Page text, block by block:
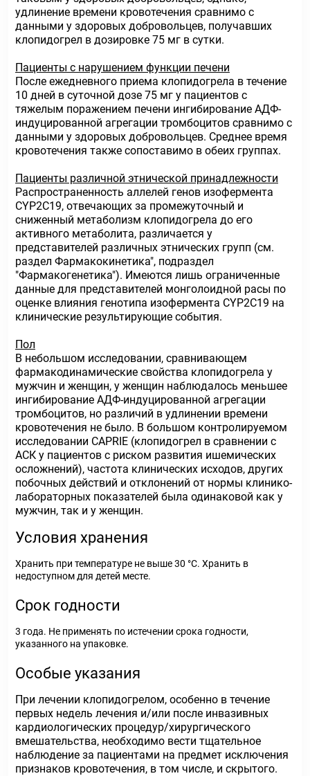
удлинение времени кровотечения сравнимо с
данными у здоровых добровольцев, получавших
клопидогрел в дозировке 75 мг в сутки.
Пациенты с нарушением функции печени
После ежедневного приема клопидогрела в течение
10 дней в суточной дозе 75 мг у пациентов с
тяжелым поражением печени ингибирование АДФ-
индуцированной агрегации тромбоцитов сравнимо с
данными у здоровых добровольцев. Среднее время
кровотечения также сопоставимо в обеих группах.
Пациенты различной этнической принадлежности
Распространенность аллелей генов изофермента
CYP2C19, отвечающих за промежуточный и
сниженный метаболизм клопидогрела до его
активного метаболита, различается у
представителей различных этнических групп (см.
раздел Фармакокинетика", подраздел
"Фармакогенетика"). Имеются лишь ограниченные
данные для представителей монголоидной расы по
оценке влияния генотипа изофермента CYP2C19 на
клинические результирующие события.
Пол
В небольшом исследовании, сравнивающем
фармакодинамические свойства клопидогрела у
мужчин и женщин, у женщин наблюдалось меньшее
ингибирование АДФ-индуцированной агрегации
тромбоцитов, но различий в удлинении времени
кровотечения не было. В большом контролируемом
исследовании CAPRIE (клопидогрел в сравнении с
АСК у пациентов с риском развития ишемических
осложнений), частота клинических исходов, других
побочных действий и отклонений от нормы клинико-
лабораторных показателей была одинаковой как у
мужчин, так и у женщин.
Условия хранения
Хранить при температуре не выше 30 °С. Хранить в
недоступном для детей месте.
Срок годности
3 года. Не применять по истечении срока годности,
указанного на упаковке.
Особые указания
При лечении клопидогрелом, особенно в течение
первых недель лечения и/или после инвазивных
кардиологических процедур/хирургического
вмешательства, необходимо вести тщательное
наблюдение за пациентами на предмет исключения
признаков кровотечения, в том числе, и скрытого.